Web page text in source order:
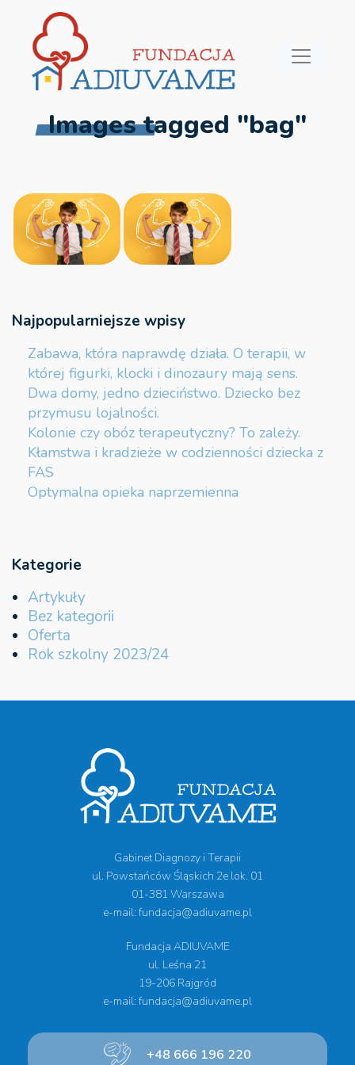
Images tagged "bag"
Najpopularniejsze wpisy
Zabawa, która naprawdę działa. O terapii, w
której figurki, klocki i dinozaury mają sens.
Dwa domy, jedno dzieciństwo. Dziecko bez
przymusu lojalności.
Kolonie czy obóz terapeutyczny? To zależy.
Kłamstwa i kradzieże w codzienności dziecka z
FAS
Optymalna opieka naprzemienna
Kategorie
Artykuły
Bez kategorii
Oferta
Rok szkolny 2023/24
Gabinet Diagnozy i Terapii
ul. Powstańców Śląskich 2e lok. 01
01-381 Warszawa
e-mail: fundacja@adiuvame.pl
Fundacja ADIUVAME
ul. Leśna 21
19-206 Rajgród
e-mail: fundacja@adiuvame.pl
+48 666 196 220